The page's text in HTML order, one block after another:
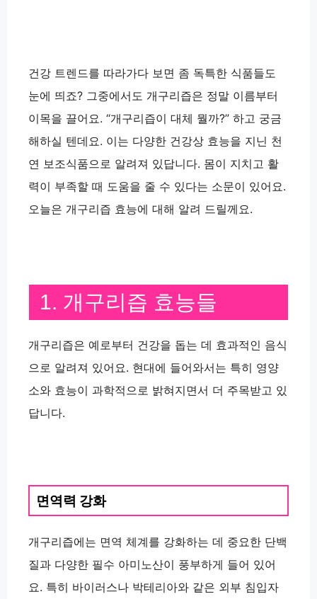
건강 트렌드를 따라가다 보면 좀 독특한 식품들도
눈에 띄죠? 그중에서도 개구리즙은 정말 이름부터
이목을 끌어요. “개구리즙이 대체 뭘까?” 하고 궁금
해하실 텐데요. 이는 다양한 건강상 효능을 지닌 천
연 보조식품으로 알려져 있답니다. 몸이 지치고 활
력이 부족할 때 도움을 줄 수 있다는 소문이 있어요.
오늘은 개구리즙 효능에 대해 알려 드릴께요.
1. 개구리즙 효능들
개구리즙은 예로부터 건강을 돕는 데 효과적인 음식
으로 알려져 있어요. 현대에 들어와서는 특히 영양
소와 효능이 과학적으로 밝혀지면서 더 주목받고 있
답니다.
면역력 강화
개구리즙에는 면역 체계를 강화하는 데 중요한 단백
질과 다양한 필수 아미노산이 풍부하게 들어 있어
요. 특히 바이러스나 박테리아와 같은 외부 침입자